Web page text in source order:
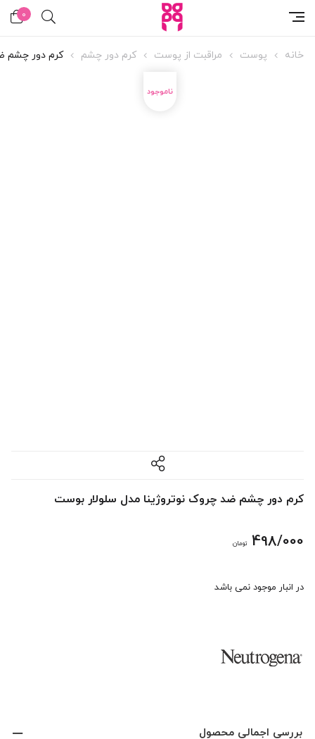
0
خانه پوست مراقبت از پوست کرم دور چشم کرم دور چشم
کرم دور چشم ضد چروک نوتروژینا مدل سلولار بوست
498/000 تومان
در انبار موجود نمی باشد
بررسی اجمالی محصول